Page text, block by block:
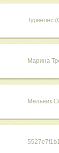
Турвелес
Марина
Мельник